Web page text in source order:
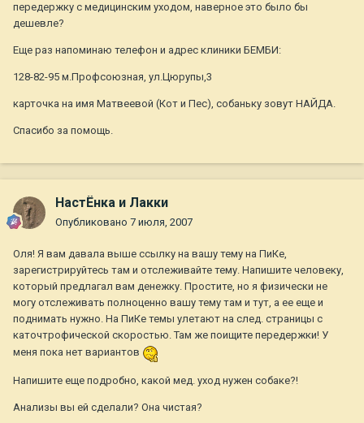
передержку с медицинским уходом, наверное это было бы
дешевле?
Еще раз напоминаю телефон и адрес клиники БЕМБИ:
128-82-95 м.Профсоюзная, ул.Цюрупы,3
карточка на имя Матвеевой (Кот и Пес), собаньку зовут НАЙДА.
Спасибо за помощь.
НастЁнка и Лакки
Опубликовано 7 июля, 2007
Оля! Я вам давала выше ссылку на вашу тему на ПиКе,
зарегистрируйтесь там и отслеживайте тему. Напишите человеку,
который предлагал вам денежку. Простите, но я физически не
могу отслеживать полноценно вашу тему там и тут, а ее еще и
поднимать нужно. На ПиКе темы улетают на след. страницы с
каточтрофической скоростью. Там же поищите передержки! У
меня пока нет вариантов
Напишите еще подробно, какой мед. уход нужен собаке?!
Анализы вы ей сделали? Она чистая?